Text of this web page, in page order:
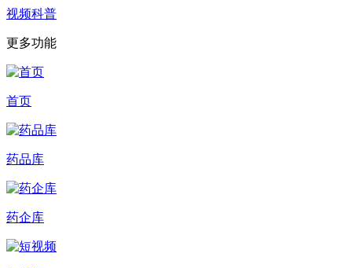
视频科普
更多功能
首页
药品库
药企库